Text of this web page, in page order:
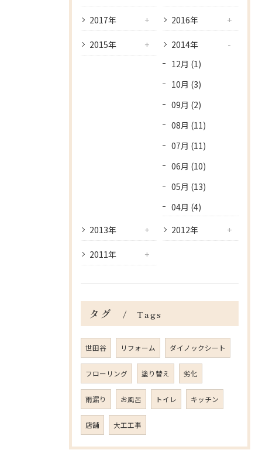
2017年 2016年
2015年
2014年
12月 (1)
10月 (3)
09月 (2)
08月 (11)
07月 (11)
06月 (10)
05月 (13)
04月 (4)
2013年
2012年
2011年
タグ Tags
世田谷 リフォーム ダイノックシート
フローリング 塗り替え 劣化
雨漏り お風呂 トイレ キッチン
店舗 大工工事